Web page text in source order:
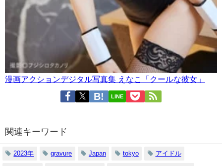
漫画アクションデジタル写真集 えなこ「クールな彼女」
LINE
関連キーワード
2023年 gravure Japan tokyo アイドル